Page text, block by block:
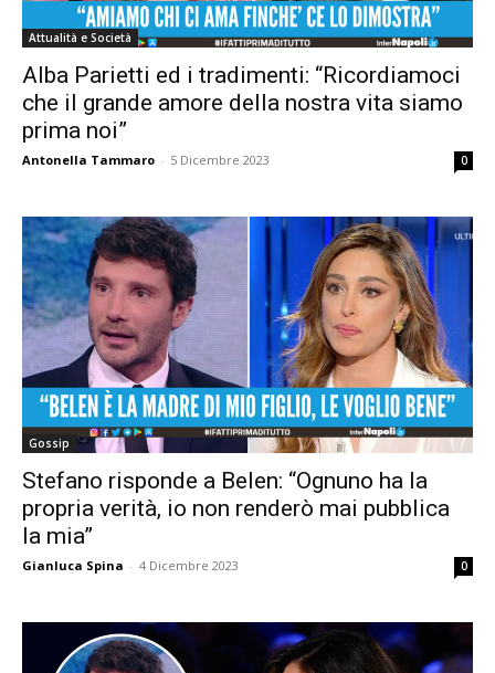
Attualità e Società
Alba Parietti ed i tradimenti: “Ricordiamoci
che il grande amore della nostra vita siamo
prima noi”
Antonella Tammaro - 5 Dicembre 2023 0
Gossip
Stefano risponde a Belen: “Ognuno ha la
propria verità, io non renderò mai pubblica
la mia”
Gianluca Spina - 4 Dicembre 2023 0